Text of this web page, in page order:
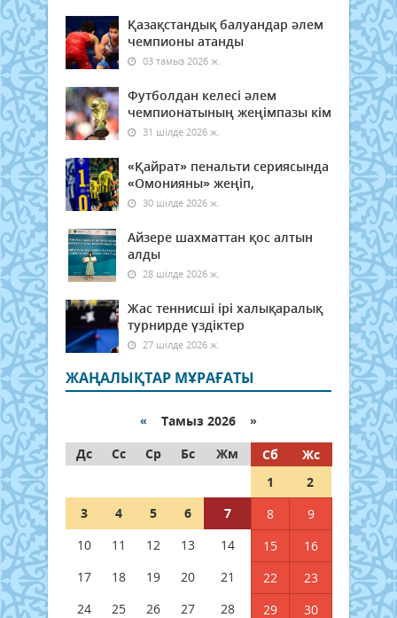
Қазақстандық балуандар әлем
чемпионы атанды
03 тамыз 2026 ж.
Футболдан келесі әлем
чемпионатының жеңімпазы кім
31 шілде 2026 ж.
«Қайрат» пенальти сериясында
«Омонияны» жеңіп,
30 шілде 2026 ж.
Айзере шахматтан қос алтын
алды
28 шілде 2026 ж.
Жас теннисші ірі халықаралық
турнирде үздіктер
27 шілде 2026 ж.
ЖАҢАЛЫҚТАР МҰРАҒАТЫ
« Тамыз 2026 »
Дс
Сс Ср Бс Жм Сб
Жс
1
2
3
4 5 6 7 8
9
10
11 12 13 14 15
16
17
18 19 20 21 22
23
24
25 26 27 28 29 30